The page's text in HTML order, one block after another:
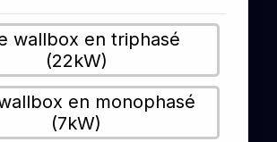
wallbox en triphasé
(22kW)
en monophasé
(7kW)